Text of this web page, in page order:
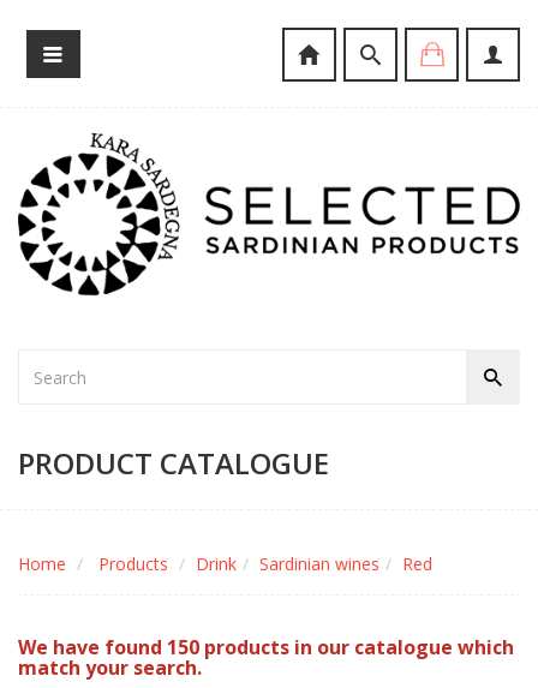
PRODUCT CATALOGUE
Home Products Drink Sardinian wines Red
We have found 150 products in our catalogue which
match your search.